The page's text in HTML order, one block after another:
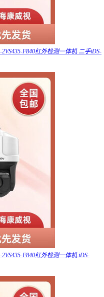
F840红外检测一体机 二手iDS-
F840红外检测一体机 iDS-